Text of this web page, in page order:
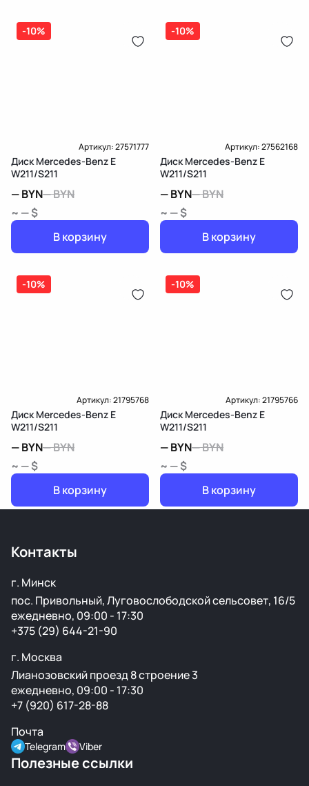
-10%
Артикул:27571777
Диск Mercedes-Benz E
W211/S211
—BYN—BYN
~ — $
В корзину
-10%
Артикул:27562168
Диск Mercedes-Benz E
W211/S211
—BYN—BYN
~ — $
В корзину
-10%
Артикул:21795768
Диск Mercedes-Benz E
W211/S211
—BYN—BYN
~ — $
В корзину
-10%
Артикул:21795766
Диск Mercedes-Benz E
W211/S211
—BYN—BYN
~ — $
В корзину
Контакты
г. Минск
пос. Привольный, Луговослободской сельсовет, 16/5
ежедневно, 09:00 - 17:30
+375 (29) 644-21-90
г. Москва
Лианозовский проезд 8 строение 3
ежедневно, 09:00 - 17:30
+7 (920) 617-28-88
Почта
Telegram Viber
Полезные ссылки